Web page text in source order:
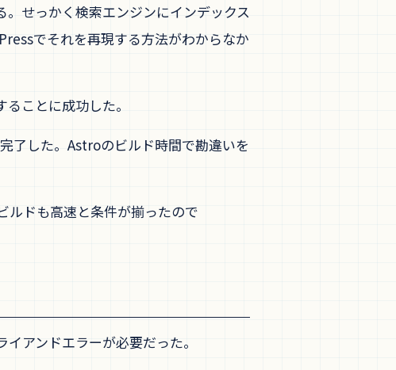
せっかく検索エンジンにインデックス
でそれを再現する方法がわからなか
ことに成功した。
了した。Astroのビルド時間で勘違いを
ルドも高速と条件が揃ったので
アンドエラーが必要だった。